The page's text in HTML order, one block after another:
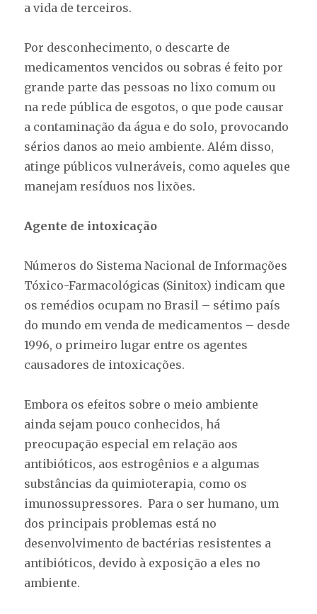
a vida de terceiros.
Por desconhecimento, o descarte de
medicamentos vencidos ou sobras é feito por
grande parte das pessoas no lixo comum ou
na rede pública de esgotos, o que pode causar
a contaminação da água e do solo, provocando
sérios danos ao meio ambiente. Além disso,
atinge públicos vulneráveis, como aqueles que
manejam resíduos nos lixões.
Agente de intoxicação
Números do Sistema Nacional de Informações
Tóxico-Farmacológicas (Sinitox) indicam que
os remédios ocupam no Brasil – sétimo país
do mundo em venda de medicamentos – desde
1996, o primeiro lugar entre os agentes
causadores de intoxicações.
Embora os efeitos sobre o meio ambiente
ainda sejam pouco conhecidos, há
preocupação especial em relação aos
antibióticos, aos estrogênios e a algumas
substâncias da quimioterapia, como os
imunossupressores. Para o ser humano, um
dos principais problemas está no
desenvolvimento de bactérias resistentes a
antibióticos, devido à exposição a eles no
ambiente.